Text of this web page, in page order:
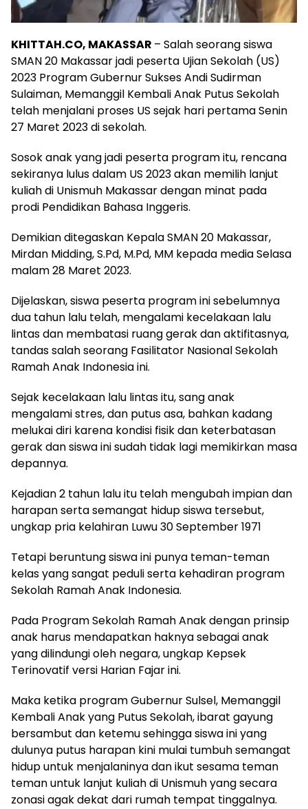
KHITTAH.CO, MAKASSAR – Salah seorang siswa
SMAN 20 Makassar jadi peserta Ujian Sekolah (US)
2023 Program Gubernur Sukses Andi Sudirman
Sulaiman, Memanggil Kembali Anak Putus Sekolah
telah menjalani proses US sejak hari pertama Senin
27 Maret 2023 di sekolah.
Sosok anak yang jadi peserta program itu, rencana
sekiranya lulus dalam US 2023 akan memilih lanjut
kuliah di Unismuh Makassar dengan minat pada
prodi Pendidikan Bahasa Inggeris.
Demikian ditegaskan Kepala SMAN 20 Makassar,
Mirdan Midding, S.Pd, M.Pd, MM kepada media Selasa
malam 28 Maret 2023.
Dijelaskan, siswa peserta program ini sebelumnya
dua tahun lalu telah, mengalami kecelakaan lalu
lintas dan membatasi ruang gerak dan aktifitasnya,
tandas salah seorang Fasilitator Nasional Sekolah
Ramah Anak Indonesia ini.
Sejak kecelakaan lalu lintas itu, sang anak
mengalami stres, dan putus asa, bahkan kadang
melukai diri karena kondisi fisik dan keterbatasan
gerak dan siswa ini sudah tidak lagi memikirkan masa
depannya.
Kejadian 2 tahun lalu itu telah mengubah impian dan
harapan serta semangat hidup siswa tersebut,
ungkap pria kelahiran Luwu 30 September 1971
Tetapi beruntung siswa ini punya teman-teman
kelas yang sangat peduli serta kehadiran program
Sekolah Ramah Anak Indonesia.
Pada Program Sekolah Ramah Anak dengan prinsip
anak harus mendapatkan haknya sebagai anak
yang dilindungi oleh negara, ungkap Kepsek
Terinovatif versi Harian Fajar ini.
Maka ketika program Gubernur Sulsel, Memanggil
Kembali Anak yang Putus Sekolah, ibarat gayung
bersambut dan ketemu sehingga siswa ini yang
dulunya putus harapan kini mulai tumbuh semangat
hidup untuk menjalaninya dan ikut sesama teman
teman untuk lanjut kuliah di Unismuh yang secara
zonasi agak dekat dari rumah tempat tinggalnya.